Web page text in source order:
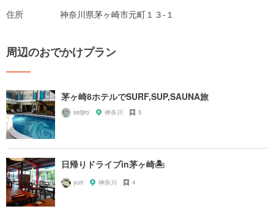
住所 神奈川県茅ヶ崎市元町１３-１
周辺のおでかけプラン
茅ヶ崎8ホテルでSURF,SUP,SAUNA旅
seijiro 神奈川 5
日帰りドライブin茅ヶ崎🏝
yuri 神奈川 4